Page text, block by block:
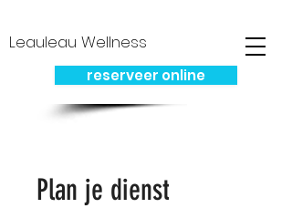
reserveer online
Leauleau Wellness
Plan je dienst